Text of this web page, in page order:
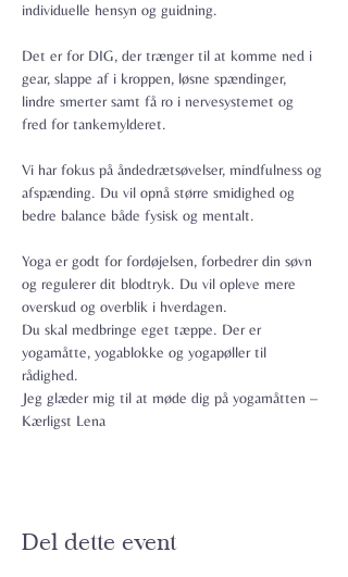
individuelle hensyn og guidning.
Det er for DIG, der trænger til at komme ned i
gear, slappe af i kroppen, løsne spændinger,
lindre smerter samt få ro i nervesystemet og
fred for tankemylderet.
Vi har fokus på åndedrætsøvelser, mindfulness og
afspænding. Du vil opnå større smidighed og
bedre balance både fysisk og mentalt.
Yoga er godt for fordøjelsen, forbedrer din søvn
og regulerer dit blodtryk. Du vil opleve mere
overskud og overblik i hverdagen.
Du skal medbringe eget tæppe. Der er
yogamåtte, yogablokke og yogapøller til
rådighed.
Jeg glæder mig til at møde dig på yogamåtten –
Kærligst Lena
Del dette event